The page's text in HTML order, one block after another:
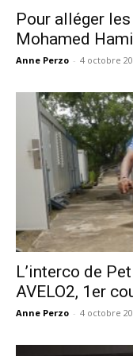
Pour alléger
Mohamed
Anne Perzo - 4 octobre
L’interco de
AVELO2, 1er
Anne Perzo - 4 octobre